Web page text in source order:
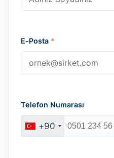
E-Posta *
Telefon Numarası
+90